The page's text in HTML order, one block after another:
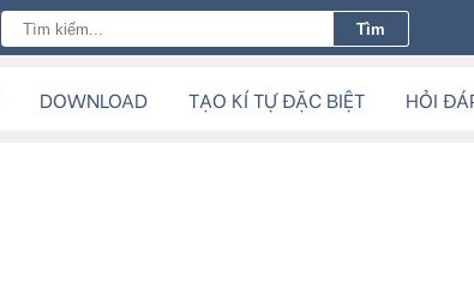
DOWNLOAD TẠO KÍ TỰ ĐẶC BIỆT HỎI